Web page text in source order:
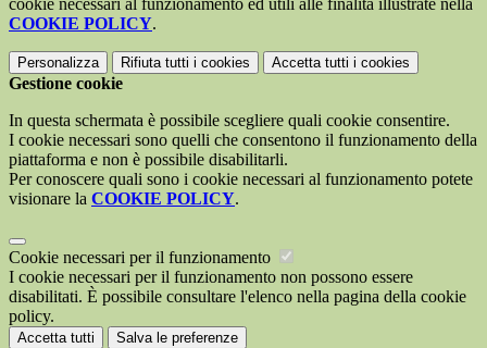
cookie necessari al funzionamento ed utili alle finalità illustrate nella
COOKIE POLICY.
Personalizza Rifiuta tutti i cookies Accetta tutti i cookies
Gestione cookie
In questa schermata è possibile scegliere quali cookie consentire.
I cookie necessari sono quelli che consentono il funzionamento della
piattaforma e non è possibile disabilitarli.
Per conoscere quali sono i cookie necessari al funzionamento potete
visionare la COOKIE POLICY.
Cookie necessari per il funzionamento
I cookie necessari per il funzionamento non possono essere
disabilitati. È possibile consultare l'elenco nella pagina della cookie
policy.
Accetta tutti Salva le preferenze